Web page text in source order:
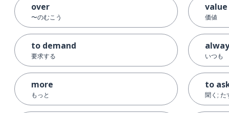
over
〜のむこう
to demand
要求する
more
もっと
value
価値
いつも
to
聞く; た